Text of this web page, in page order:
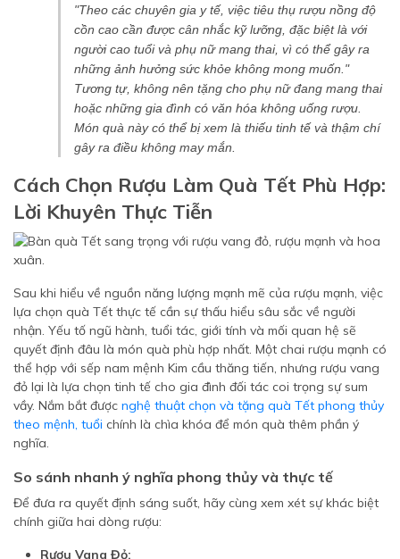
"Theo các chuyên gia y tế, việc tiêu thụ rượu nồng độ
cồn cao cần được cân nhắc kỹ lưỡng, đặc biệt là với
người cao tuổi và phụ nữ mang thai, vì có thể gây ra
những ảnh hưởng sức khỏe không mong muốn."
Tương tự, không nên tặng cho phụ nữ đang mang thai
hoặc những gia đình có văn hóa không uống rượu.
Món quà này có thể bị xem là thiếu tinh tế và thậm chí
gây ra điều không may mắn.
Cách Chọn Rượu Làm Quà Tết Phù Hợp:
Lời Khuyên Thực Tiễn
Sau khi hiểu về nguồn năng lượng mạnh mẽ của rượu mạnh, việc
lựa chọn quà Tết thực tế cần sự thấu hiểu sâu sắc về người
nhận. Yếu tố ngũ hành, tuổi tác, giới tính và mối quan hệ sẽ
quyết định đâu là món quà phù hợp nhất. Một chai rượu mạnh có
thể hợp với sếp nam mệnh Kim cầu thăng tiến, nhưng rượu vang
đỏ lại là lựa chọn tinh tế cho gia đình đối tác coi trọng sự sum
vầy. Nắm bắt được nghệ thuật chọn và tặng quà Tết phong thủy
theo mệnh, tuổi chính là chìa khóa để món quà thêm phần ý
nghĩa.
So sánh nhanh ý nghĩa phong thủy và thực tế
Để đưa ra quyết định sáng suốt, hãy cùng xem xét sự khác biệt
chính giữa hai dòng rượu:
Rượu Vang Đỏ: